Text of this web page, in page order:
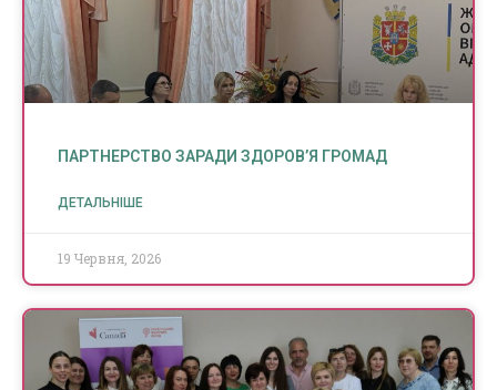
ПАРТНЕРСТВО ЗАРАДИ ЗДОРОВ’Я ГРОМАД
ДЕТАЛЬНІШЕ
19 Червня, 2026